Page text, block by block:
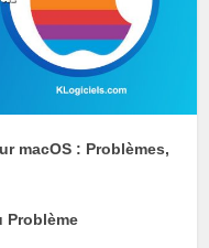
macOS : Problèmes,
Problème